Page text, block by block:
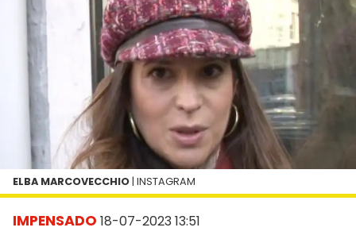
IMPENSADO 18-07-2023 13:51
ELBA MARCOVECCHIO | INSTAGRAM